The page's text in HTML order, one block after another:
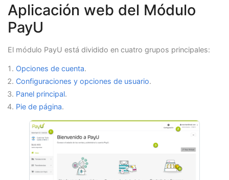
Aplicación web del Módulo
PayU
El módulo PayU está dividido en cuatro grupos principales:
Opciones de cuenta.
Configuraciones y opciones de usuario.
Panel principal.
Pie de página.